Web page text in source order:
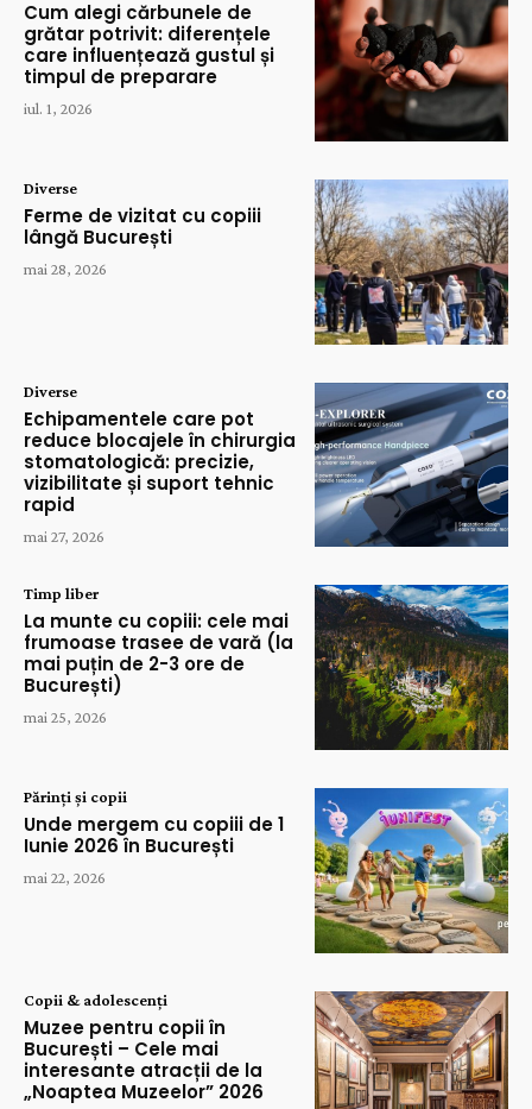
Cum alegi cărbunele de
grătar potrivit: diferențele
care influențează gustul și
timpul de preparare
iul. 1, 2026
Diverse
Ferme de vizitat cu copiii
lângă București
mai 28, 2026
Diverse
Echipamentele care pot
reduce blocajele în chirurgia
stomatologică: precizie,
vizibilitate și suport tehnic
rapid
mai 27, 2026
Timp liber
La munte cu copiii: cele mai
frumoase trasee de vară (la
mai puțin de 2-3 ore de
București)
mai 25, 2026
Părinți și copii
Unde mergem cu copiii de 1
Iunie 2026 în București
mai 22, 2026
Copii & adolescenți
Muzee pentru copii în
București – Cele mai
interesante atracții de la
„Noaptea Muzeelor” 2026